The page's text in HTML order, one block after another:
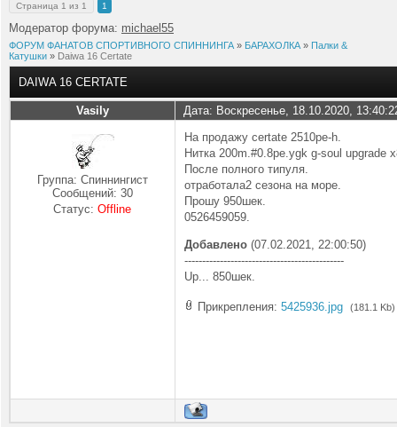
Страница 1 из 1 1
Модератор форума: michael55
ФОРУМ ФАНАТОВ СПОРТИВНОГО СПИННИНГА » БАРАХОЛКА » Палки &
Катушки » Daiwa 16 Certate
DAIWA 16 CERTATE
Vasily Дата: Воскресенье, 18.10.2020,
Группа: Спиннингист
Сообщений: 30
Статус:Offline
На продажу certate 2510pe-h.
Нитка 200m.#0.8pe.ygk g-soul upgrade
После полного типуля.
отработала2 сезона на море.
Прошу 950шек.
0526459059.
Добавлено (07.02.2021, 22:00:50)
---------------------------------------------
Up... 850шек.
Прикрепления: 5425936.jpg (181.1 Kb)